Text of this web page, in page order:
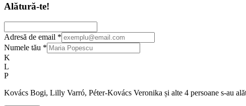
Alătură-te!
Adresă de email *
Numele tău *
K
L
P
Kovács Bogi, Lilly Varró, Péter-Kovács Veronika și alte 4 persoane s-au